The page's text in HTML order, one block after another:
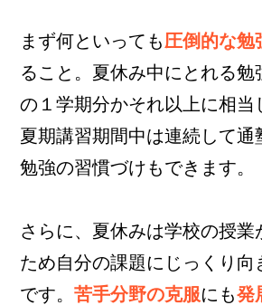
まず何といっても圧倒的な勉
ること。夏休み中にとれる勉
の１学期分かそれ以上に相当
夏期講習期間中は連続して通
勉強の習慣づけもできます。
さらに、夏休みは学校の授業
ため自分の課題にじっくり向
です。苦手分野の克服にも発